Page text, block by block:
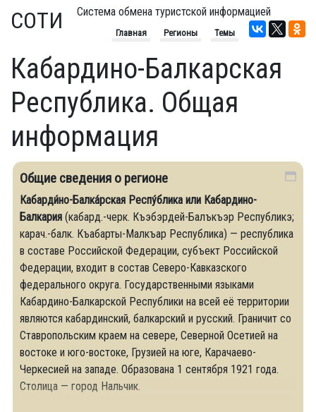
СОТИ Система обмена туристской информацией
Главная Регионы Темы
Кабардино-Балкарская
Республика. Общая
информация
Общие сведения о регионе
Кабарди́но-Балка́рская Респу́блика или Кабардино-
Балкария (кабард.-черк. Къэбэрдей-Балъкъэр Республикэ;
карач.-балк. Къабарты-Малкъар Республика) — республика
в составе Российской Федерации, субъект Российской
Федерации, входит в состав Северо-Кавказского
федерального округа. Государственными языками
Кабардино-Балкарской Республики на всей её территории
являются кабардинский, балкарский и русский. Граничит со
Ставропольским краем на севере, Северной Осетией на
востоке и юго-востоке, Грузией на юге, Карачаево-
Черкесией на западе. Образована 1 сентября 1921 года.
Столица — город Нальчик.